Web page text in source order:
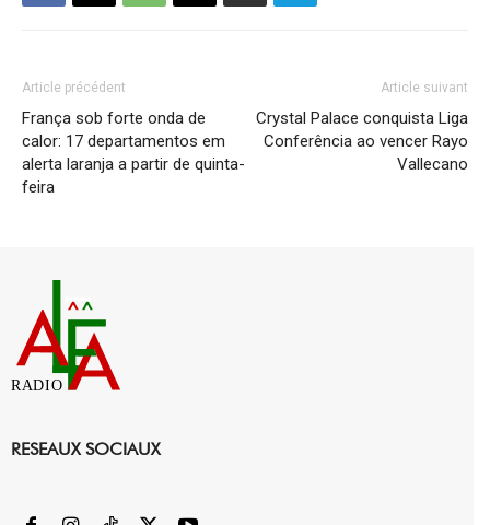
Article précédent
França sob forte onda de
calor: 17 departamentos em
alerta laranja a partir de quinta-
feira
Article suivant
Crystal Palace conquista Liga
Conferência ao vencer Rayo
Vallecano
RADIO
RESEAUX SOCIAUX